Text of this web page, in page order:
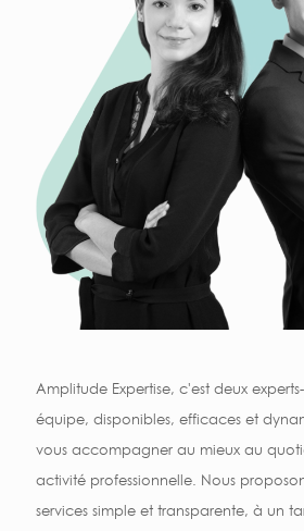
Amplitude Expertise, c'est deux
équipe, disponibles, efficaces et
vous accompagner au mieux au
activité professionnelle. Nous
services simple et transparente, à un